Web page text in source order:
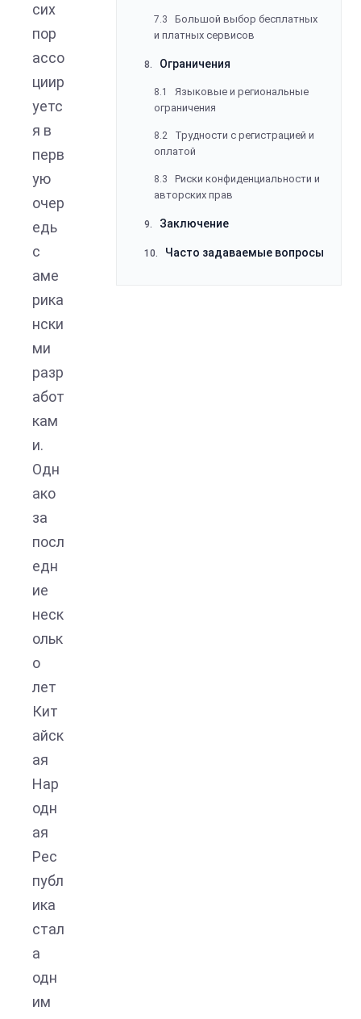
сих
пор
ассо
циир
уетс
я в
перв
ую
очер
едь
с
аме
рика
нски
ми
разр
абот
кам
и.
Одн
ако
за
посл
едн
ие
неск
ольк
о
лет
Кит
айск
ая
Нар
одн
ая
Рес
публ
ика
стал
а
одн
им
7.3
и платных сервисов
8. Ограничения
8.1
ограничения
8.2
оплатой
8.3
авторских прав
9. Заключение
10. Часто задаваемые вопросы